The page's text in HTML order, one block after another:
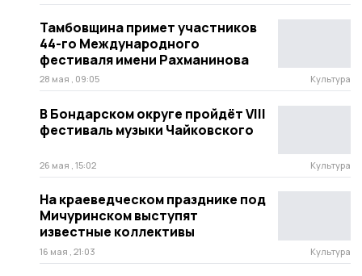
Тамбовщина примет участников
44-го Международного
фестиваля имени Рахманинова
28 мая , 09:05 Культура
В Бондарском округе пройдёт VIII
фестиваль музыки Чайковского
26 мая , 15:02 Культура
На краеведческом празднике под
Мичуринском выступят
известные коллективы
16 мая , 21:03 Культура